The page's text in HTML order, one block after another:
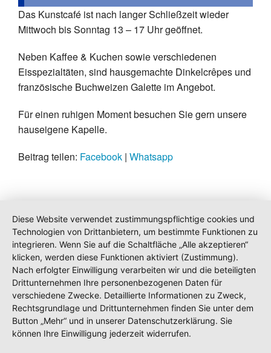
Das Kunstcafé ist nach langer Schließzeit wieder
Mittwoch bis Sonntag 13 – 17 Uhr geöffnet.
Neben Kaffee & Kuchen sowie verschiedenen
Eisspezialtäten, sind hausgemachte Dinkelcrêpes und
französische Buchweizen Galette im Angebot.
Für einen ruhigen Moment besuchen Sie gern unsere
hauseigene Kapelle.
Beitrag teilen: Facebook | Whatsapp
Diese Website verwendet zustimmungspflichtige cookies und
Technologien von Drittanbietern, um bestimmte Funktionen zu
integrieren. Wenn Sie auf die Schaltfläche „Alle akzeptieren“
klicken, werden diese Funktionen aktiviert (Zustimmung).
Nach erfolgter Einwilligung verarbeiten wir und die beteiligten
Drittunternehmen Ihre personenbezogenen Daten für
verschiedene Zwecke. Detaillierte Informationen zu Zweck,
Rechtsgrundlage und Drittunternehmen finden Sie unter dem
Button „Mehr“ und in unserer Datenschutzerklärung. Sie
können Ihre Einwilligung jederzeit widerrufen.